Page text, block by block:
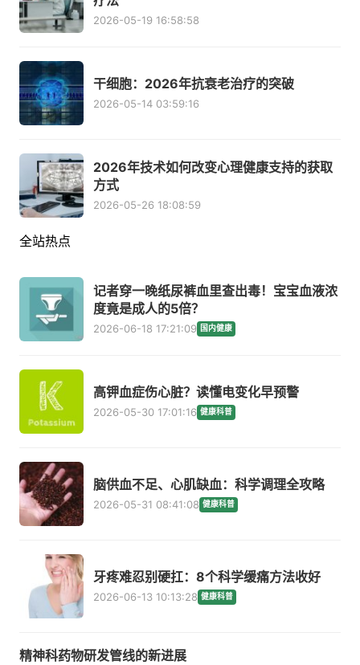
2026-05-19 16:58:58
干细胞：2026年抗衰老治疗的突破
2026-05-14 03:59:16
2026年技术如何改变心理健康支持的获取
方式
2026-05-26 18:08:59
全站热点
记者穿一晚纸尿裤血里查出毒！宝宝血液浓
度竟是成人的5倍？
2026-06-18 17:21:09 国内健康
高钾血症伤心脏？读懂电变化早预警
2026-05-30 17:01:16 健康科普
脑供血不足、心肌缺血：科学调理全攻略
2026-05-31 08:41:08 健康科普
牙疼难忍别硬扛：8个科学缓痛方法收好
2026-06-13 10:13:28 健康科普
精神科药物研发管线的新进展